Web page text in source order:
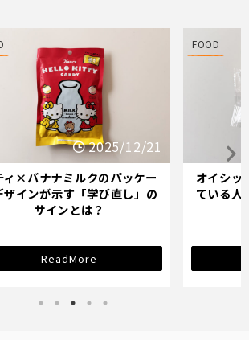
FOOD
2025/12/17
オイシックスの評判は本当？迷っ
ている人が「おためし」で確かめ
るべき理由
ReadMore
FOOD
バナ
ブン